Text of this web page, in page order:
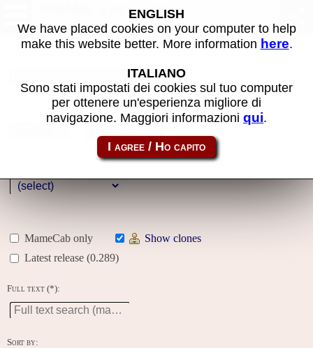
MAME machines
MameCab only
Show clones
Latest release (0.289)
Full text (*):
Sort by:
ENGLISH
We have placed cookies on your computer to help
make this website better. More information here.
ITALIANO
Sono stati impostati dei cookies sul tuo computer
per ottenere un'esperienza migliore di
navigazione. Maggiori informazioni qui.